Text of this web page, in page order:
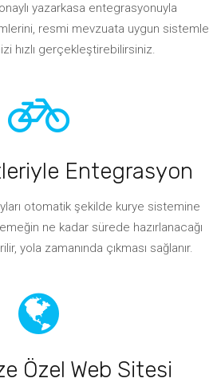
yazarkasa entegrasyonuyla
resmi mevzuata uygun sistemle
hızlı gerçekleştirebilirsiniz.
Entegrasyon
otomatik şekilde kurye sistemine
ne kadar sürede hazırlanacağı
yola zamanında çıkması sağlanır.
Özel Web Sitesi